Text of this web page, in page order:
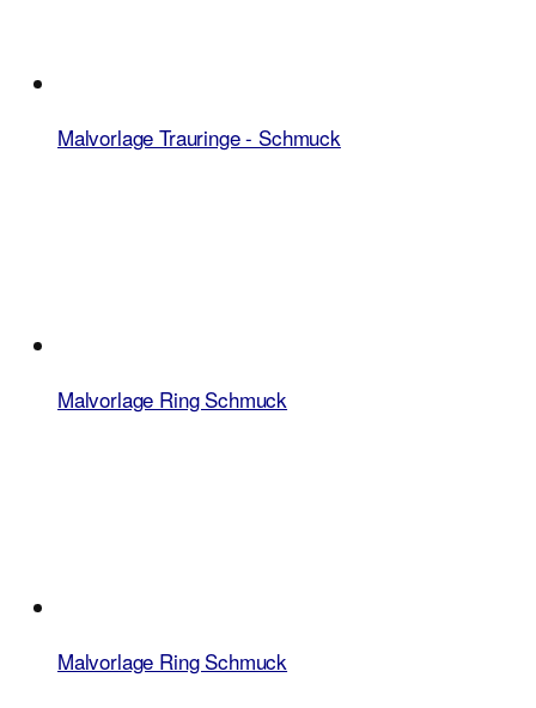
Malvorlage Trauringe - Schmuck
Malvorlage Ring Schmuck
Malvorlage Ring Schmuck